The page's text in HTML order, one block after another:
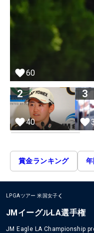
60
2
40
3
賞金ランキング
LPGAツアー 米国女子
JMイーグルLA選手権
JM Eagle LA Championship